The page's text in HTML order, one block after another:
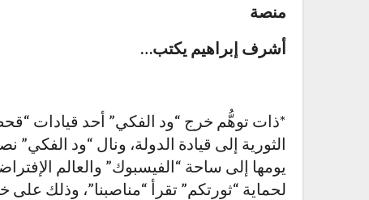
منصة
أشرف إبراهيم يكتب…
*ذات توهُّم خرج “ود الفكي” أحد قيادات
الثورية إلى قيادة الدولة، ونال “ود
يومها إلى ساحة “الفيسبوك” والعالم
لحماية “ثورتكم” تقرأ “مناصبنا”، وذلك